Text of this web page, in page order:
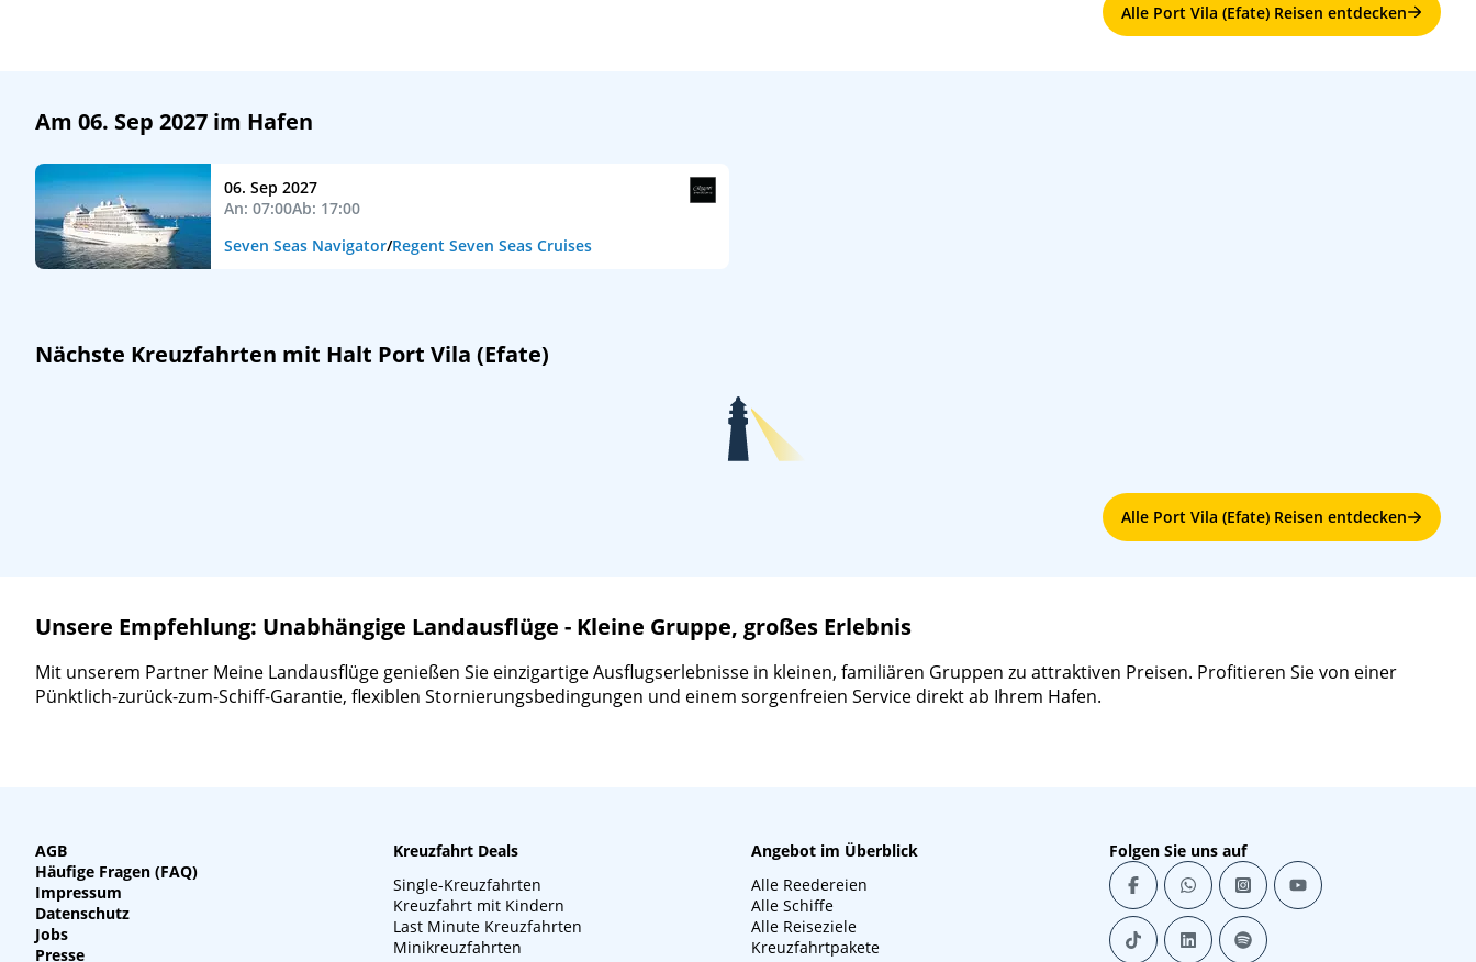
Alle Port Vila (Efate) Reisen entdecken
Am 06. Sep 2027 im Hafen
06. Sep 2027
An: 07:00Ab: 17:00
Seven Seas Navigator/Regent Seven Seas Cruises
Nächste Kreuzfahrten mit Halt Port Vila (Efate)
Alle Port Vila (Efate) Reisen entdecken
Unsere Empfehlung: Unabhängige Landausflüge - Kleine Gruppe, großes Erlebnis
Mit unserem Partner Meine Landausflüge genießen Sie einzigartige Ausflugserlebnisse in kleinen, familiären Gruppen zu attraktiven Preisen. Profitieren Sie von einer
Pünktlich-zurück-zum-Schiff-Garantie, flexiblen Stornierungsbedingungen und einem sorgenfreien Service direkt ab Ihrem Hafen.
AGB
Häufige Fragen (FAQ)
Impressum
Datenschutz
Jobs
Presse
Kreuzfahrt Deals
Single-Kreuzfahrten
Kreuzfahrt mit Kindern
Last Minute Kreuzfahrten
Minikreuzfahrten
Angebot im Überblick
Alle Reedereien
Alle Schiffe
Alle Reiseziele
Kreuzfahrtpakete
Folgen Sie uns auf